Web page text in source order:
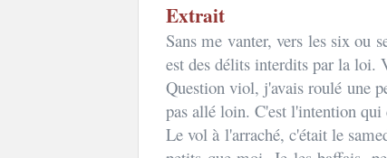
Extrait
Sans me vanter, vers les six ou
est des délits interdits par la loi.
Question viol, j'avais roulé une
pas allé loin. C'est l'intention qui
Le vol à l'arraché, c'était le